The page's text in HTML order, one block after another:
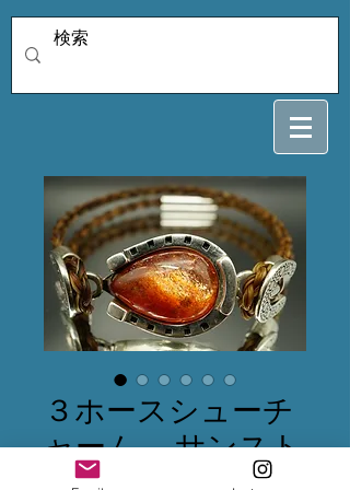
３ホースシューチ
ャーム サンスト
ーン